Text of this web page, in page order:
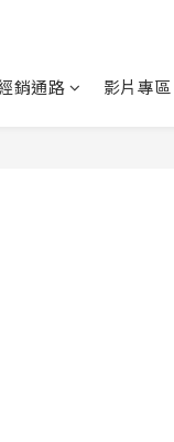
銷通路 影片專區